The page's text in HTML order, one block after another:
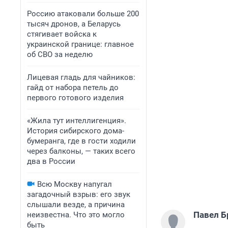
Россию атаковали больше 200
тысяч дронов, а Беларусь
стягивает войска к
украинской границе: главное
об СВО за неделю
Лицевая гладь для чайников:
гайд от набора петель до
первого готового изделия
«Жила тут интеллигенция».
История сибирского дома-
бумеранга, где в гости ходили
через балконы, — таких всего
два в России
Всю Москву напугал
загадочный взрыв: его звук
слышали везде, а причина
неизвестна. Что это могло
быть
Павел